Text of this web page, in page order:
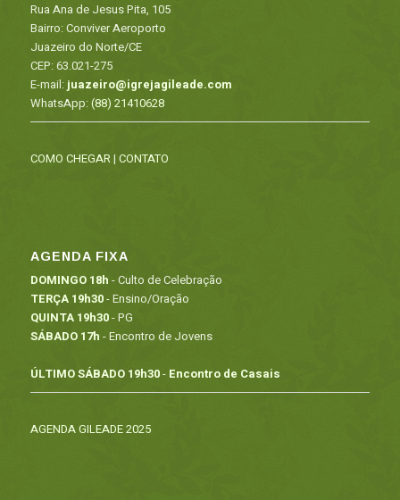
Rua Ana de Jesus Pita, 105
Bairro: Conviver Aeroporto
Juazeiro do Norte/CE
CEP: 63.021-275
E-mail: juazeiro@igrejagileade.com
WhatsApp:(88) 21410628
COMO CHEGAR| CONTATO
AGENDA FIXA
DOMINGO 18h - Culto de Celebração
TERÇA 19h30- Ensino/Oração
QUINTA 19h30- PG
SÁBADO 17h - Encontro de Jovens
ÚLTIMO SÁBADO 19h30- Encontro de Casais
AGENDA GILEADE 2025